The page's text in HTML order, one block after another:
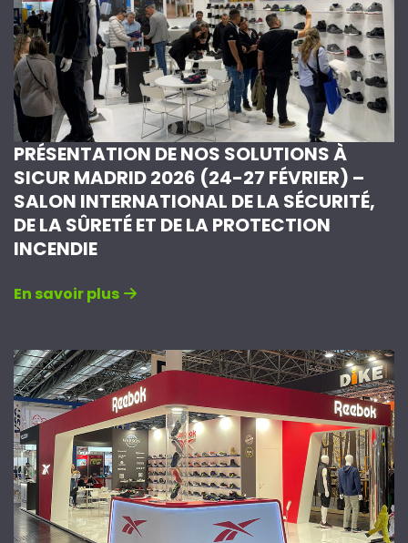
PRÉSENTATION DE NOS SOLUTIONS À
SICUR MADRID 2026 (24-27 FÉVRIER) –
SALON INTERNATIONAL DE LA SÉCURITÉ,
DE LA SÛRETÉ ET DE LA PROTECTION
INCENDIE
En savoir plus